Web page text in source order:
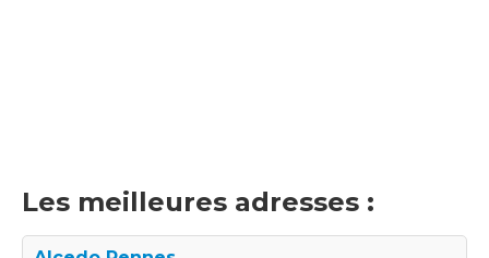
Les meilleures adresses :